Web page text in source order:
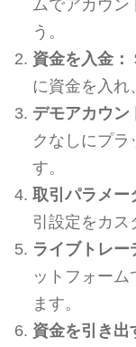
ムでアカウン
う。
資金を入金：
に資金を入れ
デモアカウン
クなしにプラ
す。
取引パラメー
引設定をカス
ライブトレー
ットフォー
ます。
資金を引き出